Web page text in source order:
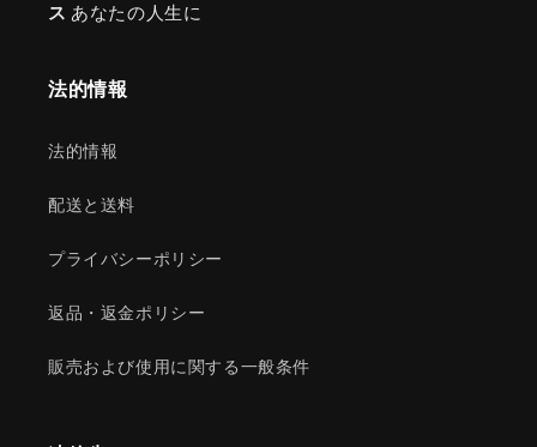
ス あなたの人生に
法的情報
法的情報
配送と送料
プライバシーポリシー
返品・返金ポリシー
販売および使用に関する一般条件